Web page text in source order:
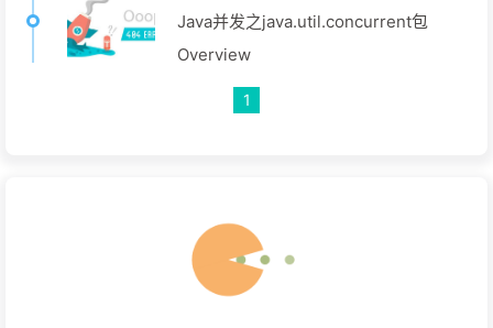
Java并发之java.util.concurrent包
Overview
1